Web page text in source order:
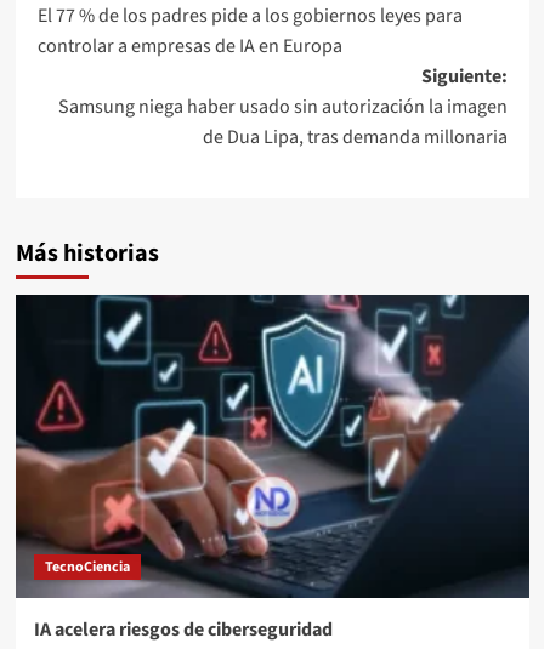
El 77 % de los padres pide a los gobiernos leyes para
controlar a empresas de IA en Europa
Siguiente:
Samsung niega haber usado sin autorización la imagen
de Dua Lipa, tras demanda millonaria
Más historias
TecnoCiencia
IA acelera riesgos de ciberseguridad